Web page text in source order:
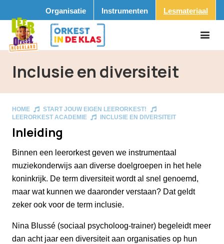
Organisatie Instrumenten Lesmateriaal
Inclusie en diversiteit
HOME
START JOUW EIGEN LEERORKEST!
LEERORKEST ACADEMIE
INCLUSIE EN DIVERSITEIT
Inleiding
Binnen een leerorkest geven we instrumentaal
muziekonderwijs aan diverse doelgroepen in het hele
koninkrijk. De term diversiteit wordt al snel genoemd,
maar wat kunnen we daaronder verstaan? Dat geldt
zeker ook voor de term inclusie.
Nina Blussé (sociaal psycholoog-trainer) begeleidt meer
dan acht jaar een diversiteit aan organisaties op hun